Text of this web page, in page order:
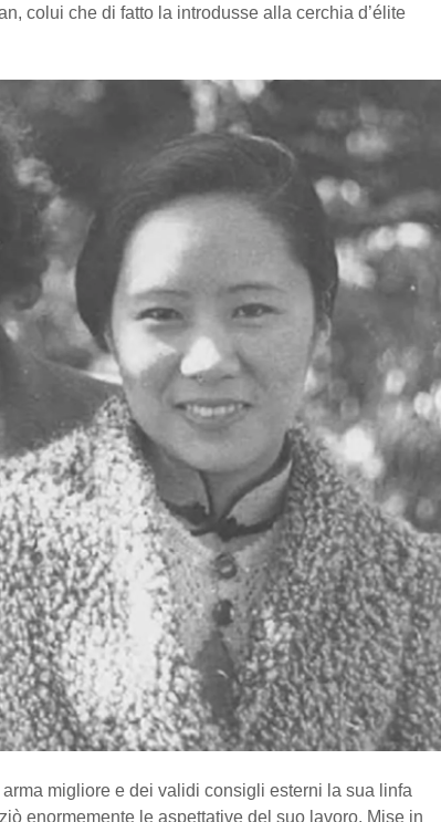
colui che di fatto la introdusse alla cerchia d’élite
migliore e dei validi consigli esterni la sua linfa
enormemente le aspettative del suo lavoro. Mise in